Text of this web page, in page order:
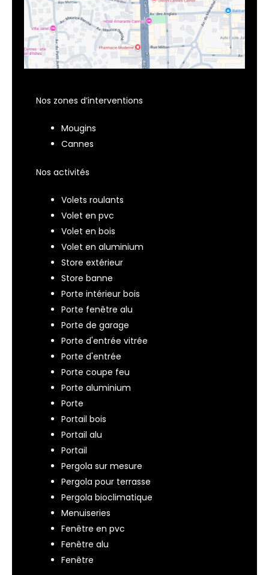
Nos zones d’interventions
Mougins
Cannes
Nos activités
Volets roulants
Volet en pvc
Volet en bois
Volet en aluminium
Store extérieur
Store banne
Porte intérieur bois
Porte fenêtre alu
Porte de garage
Porte d'entrée vitrée
Porte d'entrée
Porte coupe feu
Porte aluminium
Porte
Portail bois
Portail alu
Portail
Pergola sur mesure
Pergola pour terrasse
Pergola bioclimatique
Menuiseries
Fenêtre en pvc
Fenêtre alu
Fenêtre